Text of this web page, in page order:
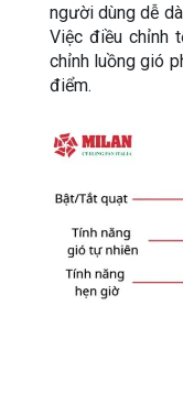
người dùng dễ
Việc điều chỉnh
chỉnh luồng gió
điểm.